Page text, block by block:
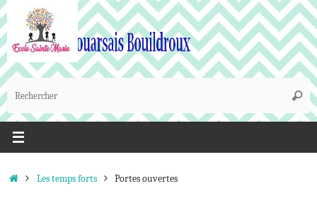
Passer
au
contenu
:
AccueilLes temps forts Portes ouvertes